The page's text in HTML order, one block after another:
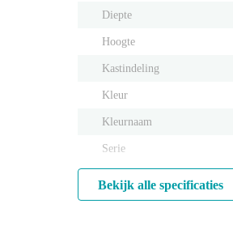
Diepte
Hoogte
Kastindeling
Kleur
Kleurnaam
Serie
Bekijk alle specificaties